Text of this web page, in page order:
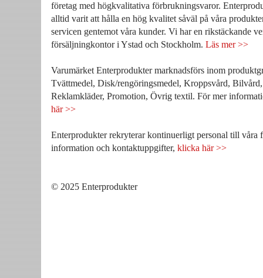
företag med högkvalitativa förbrukningsvaror.
alltid varit att hålla en hög kvalitet såväl på våra
servicen gentemot våra kunder. Vi har en rikstäckande
försäljningkontor i Ystad och Stockholm. Läs mer >>
Varumärket Enterprodukter marknadsförs inom
Tvättmedel, Disk/rengöringsmedel, Kroppsvård,
Reklamkläder, Promotion, Övrig textil. För mer
här >>
Enterprodukter rekryterar kontinuerligt personal till våra
information och kontaktuppgifter, klicka här >>
© 2025 Enterprodukter